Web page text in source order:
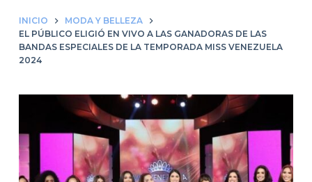
INICIO
MODA Y BELLEZA
EL PÚBLICO ELIGIÓ EN VIVO A LAS GANADORAS DE LAS
BANDAS ESPECIALES DE LA TEMPORADA MISS VENEZUELA
2024